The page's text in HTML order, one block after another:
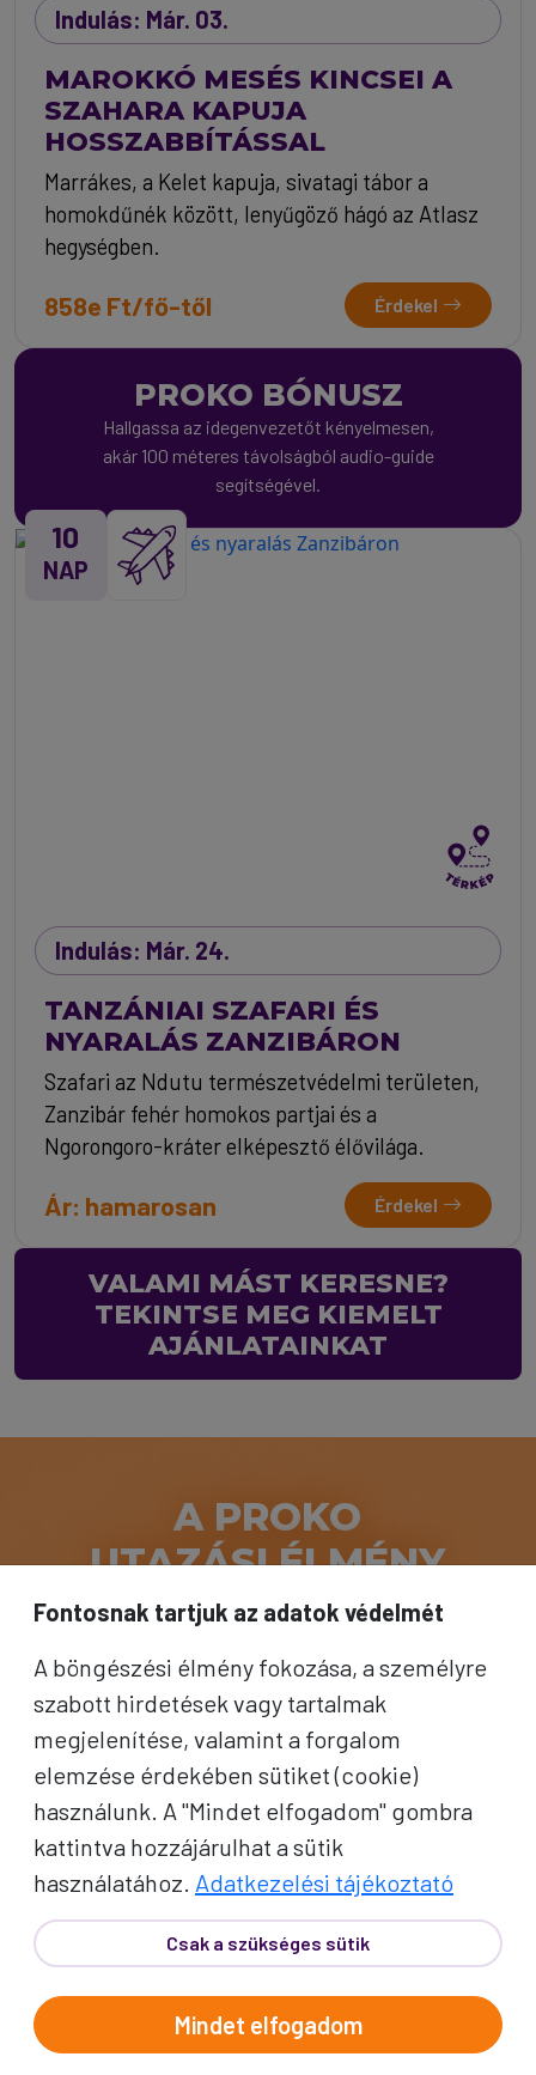
Indulás: Már. 03.
MAROKKÓ MESÉS KINCSEI A
SZAHARA KAPUJA
HOSSZABBÍTÁSSAL
Marrákes, a Kelet kapuja, sivatagi tábor a
homokdűnék között, lenyűgöző hágó az Atlasz
hegységben.
858e Ft/fő-től Érdekel
PROKO BÓNUSZ
Hallgassa az idegenvezetőt kényelmesen,
akár 100 méteres távolságból audio-guide
segítségével.
10
NAP
Indulás: Már. 24.
TANZÁNIAI SZAFARI ÉS
NYARALÁS ZANZIBÁRON
Szafari az Ndutu természetvédelmi területen,
Zanzibár fehér homokos partjai és a
Ngorongoro-kráter elképesztő élővilága.
Ár: hamarosan Érdekel
VALAMI MÁST KERESNE?
TEKINTSE MEG KIEMELT
AJÁNLATAINKAT
A PROKO
UTAZÁSI ÉLMÉNY
HOGYAN MŰKÖDNEK AZ
Ismerje meg, hogyan tesszük
egyszerűvé és élménydússá az
utazás minden pillanatát!
Bővebben
INDULÁS 15 MAGYAR
VÁROSBÓL
Élje át a gondtalan utazás örömét
kényelmes, vidéki indulással –
közel az otthonához!
Fontosnak tartjuk az adatok védelmét
A böngészési élmény fokozása, a személyre
szabott hirdetések vagy tartalmak
megjelenítése, valamint a forgalom
elemzése érdekében sütiket (cookie)
használunk. A "Mindet elfogadom" gombra
kattintva hozzájárulhat a sütik
használatához. Adatkezelési tájékoztató
Csak a szükséges sütik
Mindet elfogadom